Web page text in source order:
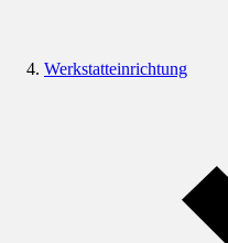
Werkstatteinrichtung